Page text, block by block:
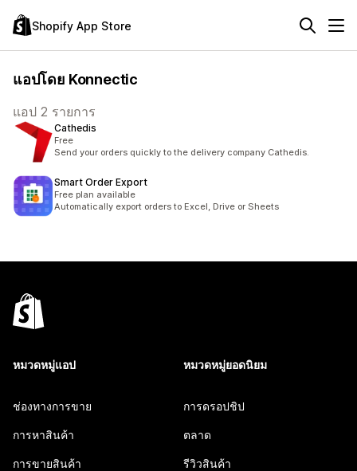
Shopify App Store
แอปโดย Konnectic
แอป 2 รายการ
Cathedis
Free
Send your orders quickly to the delivery company Cathedis.
Smart Order Export
Free plan available
Automatically export orders to Excel, Drive or Sheets
หมวดหมู่แอป
ช่องทางการขาย
การหาสินค้า
การขายสินค้า
หมวดหมู่ยอดนิยม
การดรอปชิป
ตลาด
รีวิวสินค้า